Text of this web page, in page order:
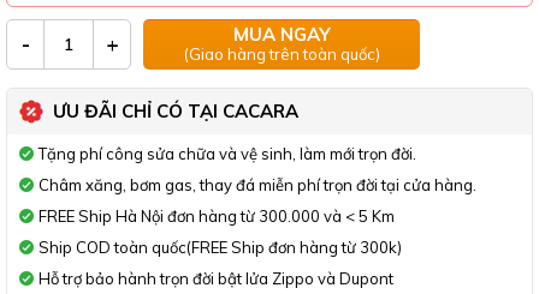
- + MUA NGAY
(Giao hàng trên toàn quốc)
ƯU ĐÃI CHỈ CÓ TẠI CACARA
Tặng phí công sửa chữa và vệ sinh, làm mới trọn đời.
Châm xăng, bơm gas, thay đá miễn phí trọn đời tại cửa hàng.
FREE Ship Hà Nội đơn hàng từ 300.000 và < 5 Km
Ship COD toàn quốc(FREE Ship đơn hàng từ 300k)
Hỗ trợ bảo hành trọn đời bật lửa Zippo và Dupont